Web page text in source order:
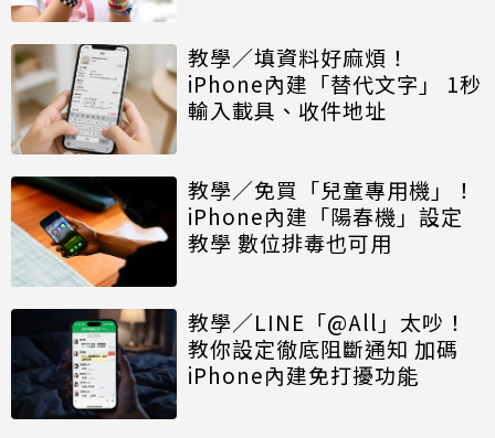
教學／填資料好麻煩！
iPhone內建「替代文字」 1秒
輸入載具、收件地址
教學／免買「兒童專用機」！
iPhone內建「陽春機」設定
教學 數位排毒也可用
教學／LINE「@All」太吵！
教你設定徹底阻斷通知 加碼
iPhone內建免打擾功能